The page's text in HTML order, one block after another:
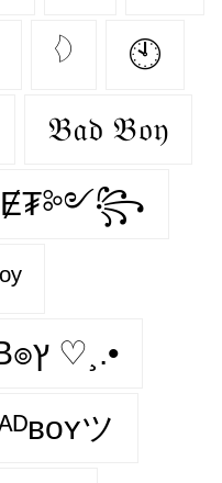
𓆠 🕙
𝔅𝔞𝔡 𝔅𝔬𝔶
•.¸♡Bค๔✿B๏ץ ♡¸.•
ツ